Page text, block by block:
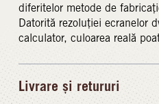
diferitelor metode de
Datorită rezoluției ecranelor
calculator, culoarea reală
Livrare și retururi